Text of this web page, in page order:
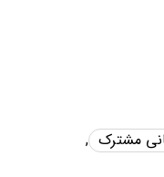
مشترک ,